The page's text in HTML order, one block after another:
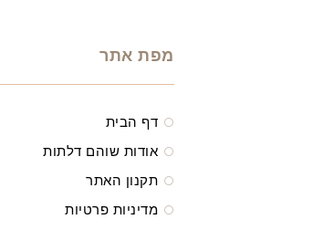
מפת אתר
דף הבית
אודות שוהם דלתות
תקנון האתר
מדיניות פרטיות